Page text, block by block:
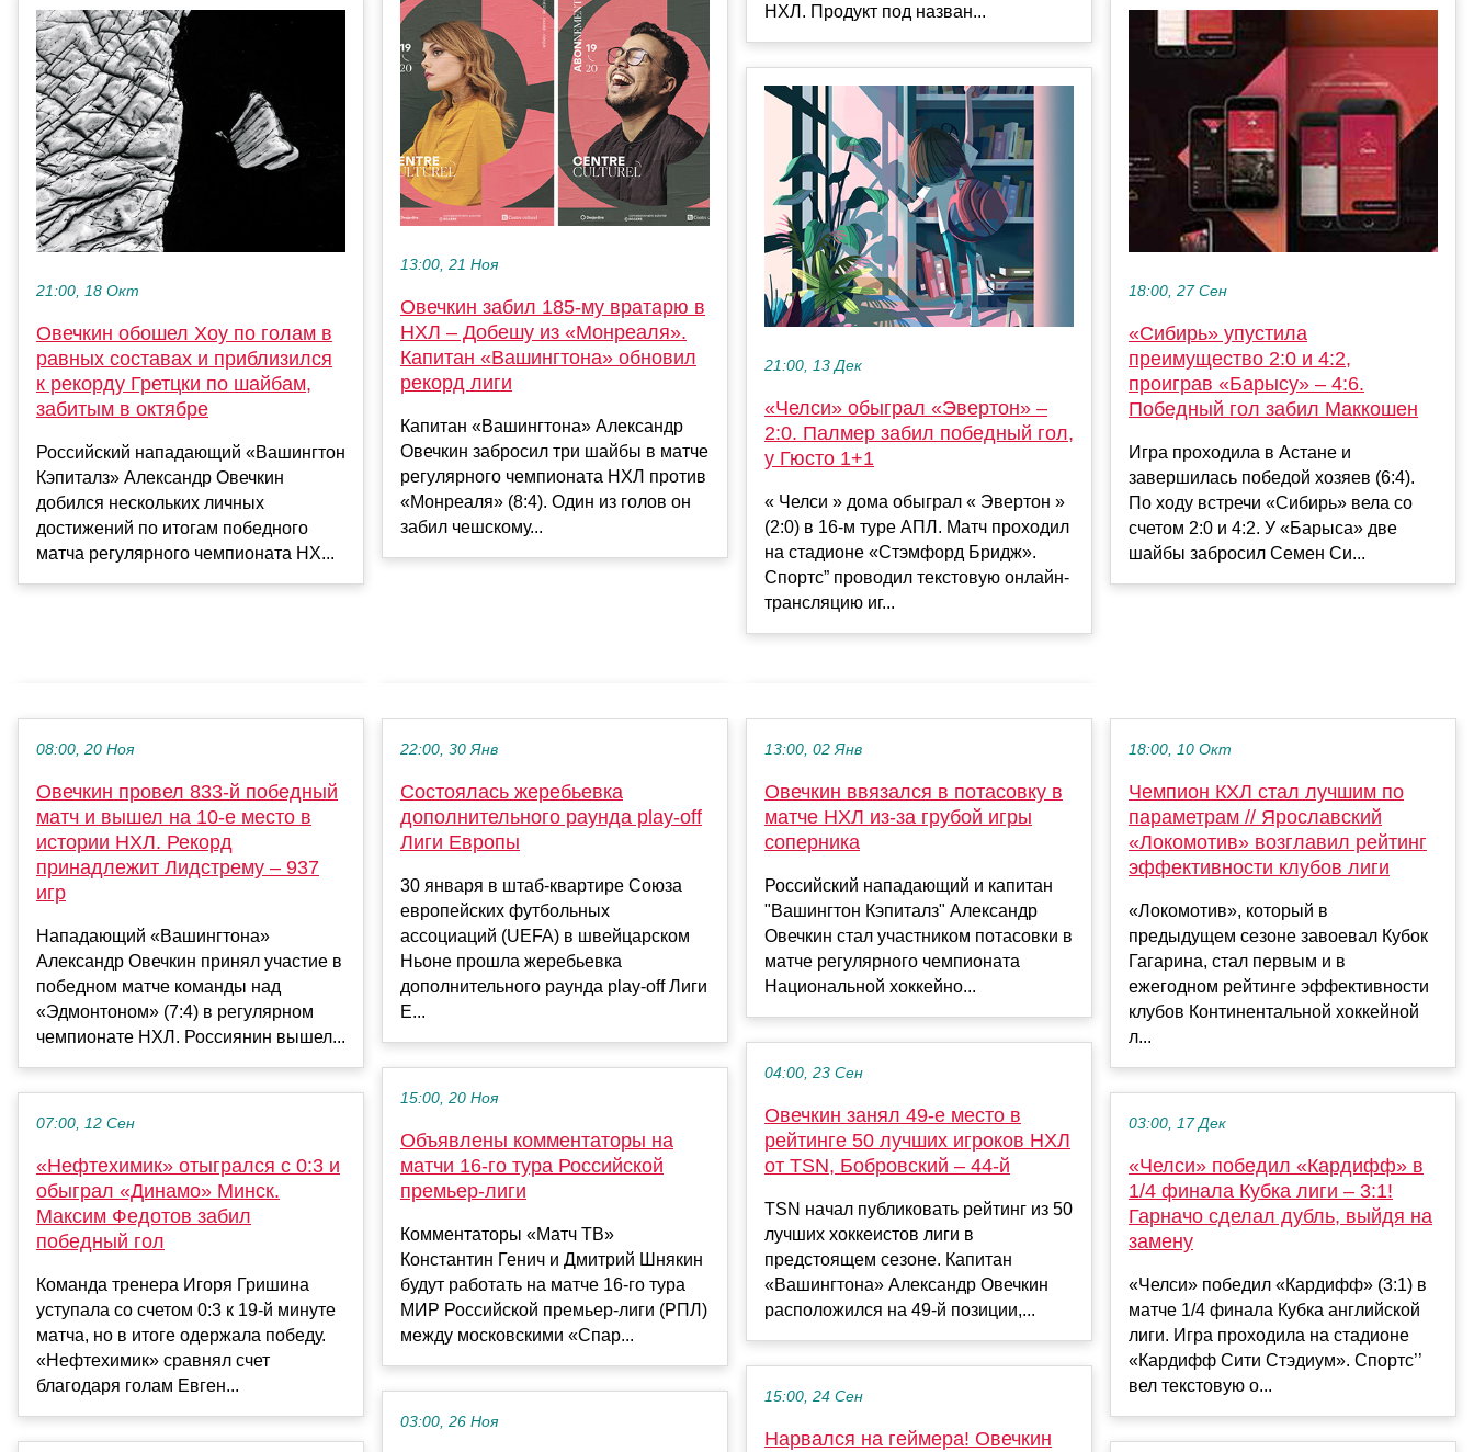
21:00, 18 Окт
Овечкин обошел Хоу по голам в
равных составах и приблизился
к рекорду Гретцки по шайбам,
забитым в октябре
Российский нападающий «Вашингтон
Кэпиталз» Александр Овечкин
добился нескольких личных
достижений по итогам победного
матча регулярного чемпионата НХ...
13:00, 21 Ноя
Овечкин забил 185-му вратарю в
НХЛ – Добешу из «Монреаля».
Капитан «Вашингтона» обновил
рекорд лиги
Капитан «Вашингтона» Александр
Овечкин забросил три шайбы в матче
регулярного чемпионата НХЛ против
«Монреаля» (8:4). Один из голов он
забил чешскому...
НХЛ. Продукт под назван...
21:00, 13 Дек
«Челси» обыграл «Эвертон» –
2:0. Палмер забил победный гол,
у Гюсто 1+1
« Челси » дома обыграл « Эвертон »
(2:0) в 16-м туре АПЛ. Матч проходил
на стадионе «Стэмфорд Бридж».
Спортс” проводил текстовую онлайн-
трансляцию иг...
18:00, 27 Сен
«Сибирь» упустила
преимущество 2:0 и 4:2,
проиграв «Барысу» – 4:6.
Победный гол забил Маккошен
Игра проходила в Астане и
завершилась победой хозяев (6:4).
По ходу встречи «Сибирь» вела со
счетом 2:0 и 4:2. У «Барыса» две
шайбы забросил Семен Си...
08:00, 20 Ноя
Овечкин провел 833-й победный
матч и вышел на 10-е место в
истории НХЛ. Рекорд
принадлежит Лидстрему – 937
игр
Нападающий «Вашингтона»
Александр Овечкин принял участие в
победном матче команды над
«Эдмонтоном» (7:4) в регулярном
чемпионате НХЛ. Россиянин вышел...
07:00, 12 Сен
«Нефтехимик» отыгрался с 0:3 и
обыграл «Динамо» Минск.
Максим Федотов забил
победный гол
Команда тренера Игоря Гришина
уступала со счетом 0:3 к 19-й минуте
матча, но в итоге одержала победу.
«Нефтехимик» сравнял счет
благодаря голам Евген...
22:00, 30 Янв
Состоялась жеребьевка
дополнительного раунда play-off
Лиги Европы
30 января в штаб-квартире Союза
европейских футбольных
ассоциаций (UEFA) в швейцарском
Ньоне прошла жеребьевка
дополнительного раунда play-off Лиги
Е...
15:00, 20 Ноя
Объявлены комментаторы на
матчи 16‑го тура Российской
премьер‑лиги
Комментаторы «Матч ТВ»
Константин Генич и Дмитрий Шнякин
будут работать на матче 16‑го тура
МИР Российской премьер‑лиги (РПЛ)
между московскими «Спар...
03:00, 26 Ноя
13:00, 02 Янв
Овечкин ввязался в потасовку в
матче НХЛ из-за грубой игры
соперника
Российский нападающий и капитан
"Вашингтон Кэпиталз" Александр
Овечкин стал участником потасовки в
матче регулярного чемпионата
Национальной хоккейно...
04:00, 23 Сен
Овечкин занял 49-е место в
рейтинге 50 лучших игроков НХЛ
от TSN, Бобровский – 44-й
TSN начал публиковать рейтинг из 50
лучших хоккеистов лиги в
предстоящем сезоне. Капитан
«Вашингтона» Александр Овечкин
расположился на 49-й позиции,...
15:00, 24 Сен
Нарвался на геймера! Овечкин
18:00, 10 Окт
Чемпион КХЛ стал лучшим по
параметрам // Ярославский
«Локомотив» возглавил рейтинг
эффективности клубов лиги
«Локомотив», который в
предыдущем сезоне завоевал Кубок
Гагарина, стал первым и в
ежегодном рейтинге эффективности
клубов Континентальной хоккейной
л...
03:00, 17 Дек
«Челси» победил «Кардифф» в
1/4 финала Кубка лиги – 3:1!
Гарначо сделал дубль, выйдя на
замену
«Челси» победил «Кардифф» (3:1) в
матче 1/4 финала Кубка английской
лиги. Игра проходила на стадионе
«Кардифф Сити Стэдиум». Спортс’’
вел текстовую о...